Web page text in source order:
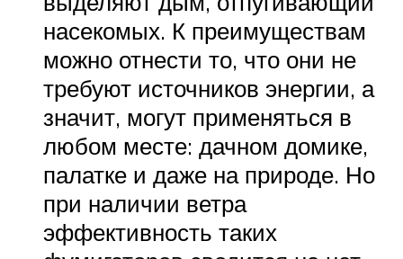
насекомых. К преимуществам
можно отнести то, что они не
требуют источников энергии, а
значит, могут применяться в
любом месте: дачном домике,
палатке и даже на природе. Но
при наличии ветра
эффективность таких